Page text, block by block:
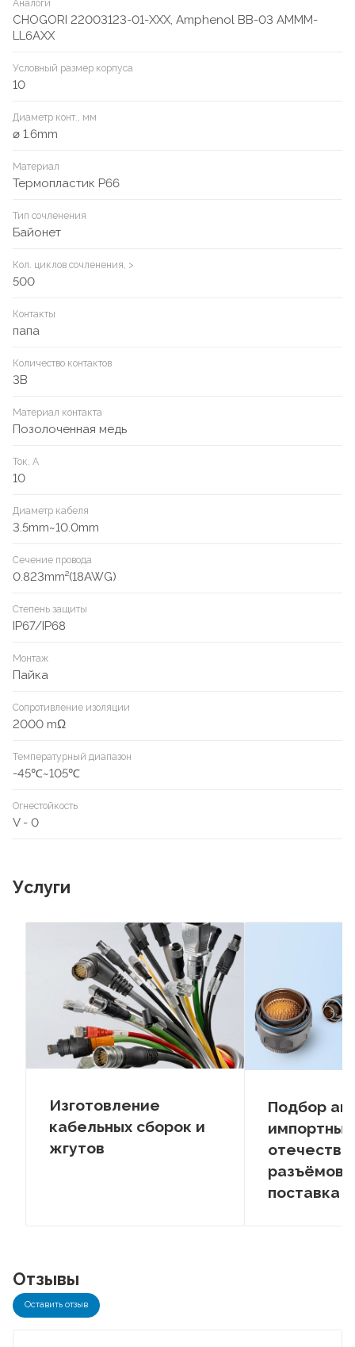
Аналоги
CHOGORI 22003123-01-XXX, Amphenol BB-03 AMMM-
LL6AXX
Условный размер корпуса
10
Диаметр конт., мм
⌀ 1.6mm
Материал
Термопластик P66
Тип сочленения
Байонет
Кол. циклов сочленения, >
500
Контакты
папа
Количество контактов
3B
Материал контакта
Позолоченная медь
Ток, А
10
Диаметр кабеля
3.5mm~10.0mm
Сечение провода
0.823mm²(18AWG)
Степень защиты
IP67/IP68
Монтаж
Пайка
Сопротивление изоляции
2000 mΩ
Температурный диапазон
-45℃~105℃
Огнестойкость
V - 0
Услуги
Изготовление
кабельных сборок и
жгутов
Подбор
разъёмов
поставка
Отзывы
Оставить отзыв